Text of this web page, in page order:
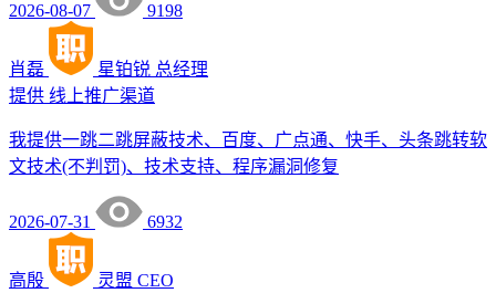
2026-08-07 9198
肖磊 星铂锐 总经理
提供 线上推广渠道
我提供一跳二跳屏蔽技术、百度、广点通、快手、头条跳转软
文技术(不判罚)、技术支持、程序漏洞修复
2026-07-31 6932
高殷 灵盟 CEO